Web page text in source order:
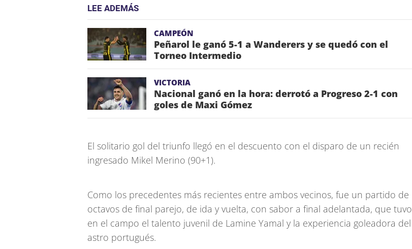
LEE ADEMÁS
CAMPEÓN
Peñarol le ganó 5-1 a Wanderers y se quedó con el
Torneo Intermedio
VICTORIA
Nacional ganó en la hora: derrotó a Progreso 2-1 con
goles de Maxi Gómez
El solitario gol del triunfo llegó en el descuento con el disparo de un recién
ingresado Mikel Merino (90+1).
Como los precedentes más recientes entre ambos vecinos, fue un partido de
octavos de final parejo, de ida y vuelta, con sabor a final adelantada, que tuvo
en el campo el talento juvenil de Lamine Yamal y la experiencia goleadora del
astro portugués.